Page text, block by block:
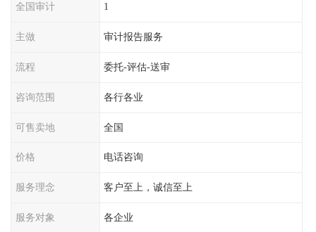
全国审计 1
主做 审计报告服务
流程 委托-评估-送审
咨询范围 各行各业
可售卖地 全国
价格 电话咨询
服务理念 客户至上，诚信至上
服务对象 各企业